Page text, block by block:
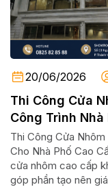
20/06/2026
Thi Công Cửa
Công Trình
Thi Công Cửa
Cho Nhà Phố Cao
cửa nhôm cao cấp
góp phần tạo nên